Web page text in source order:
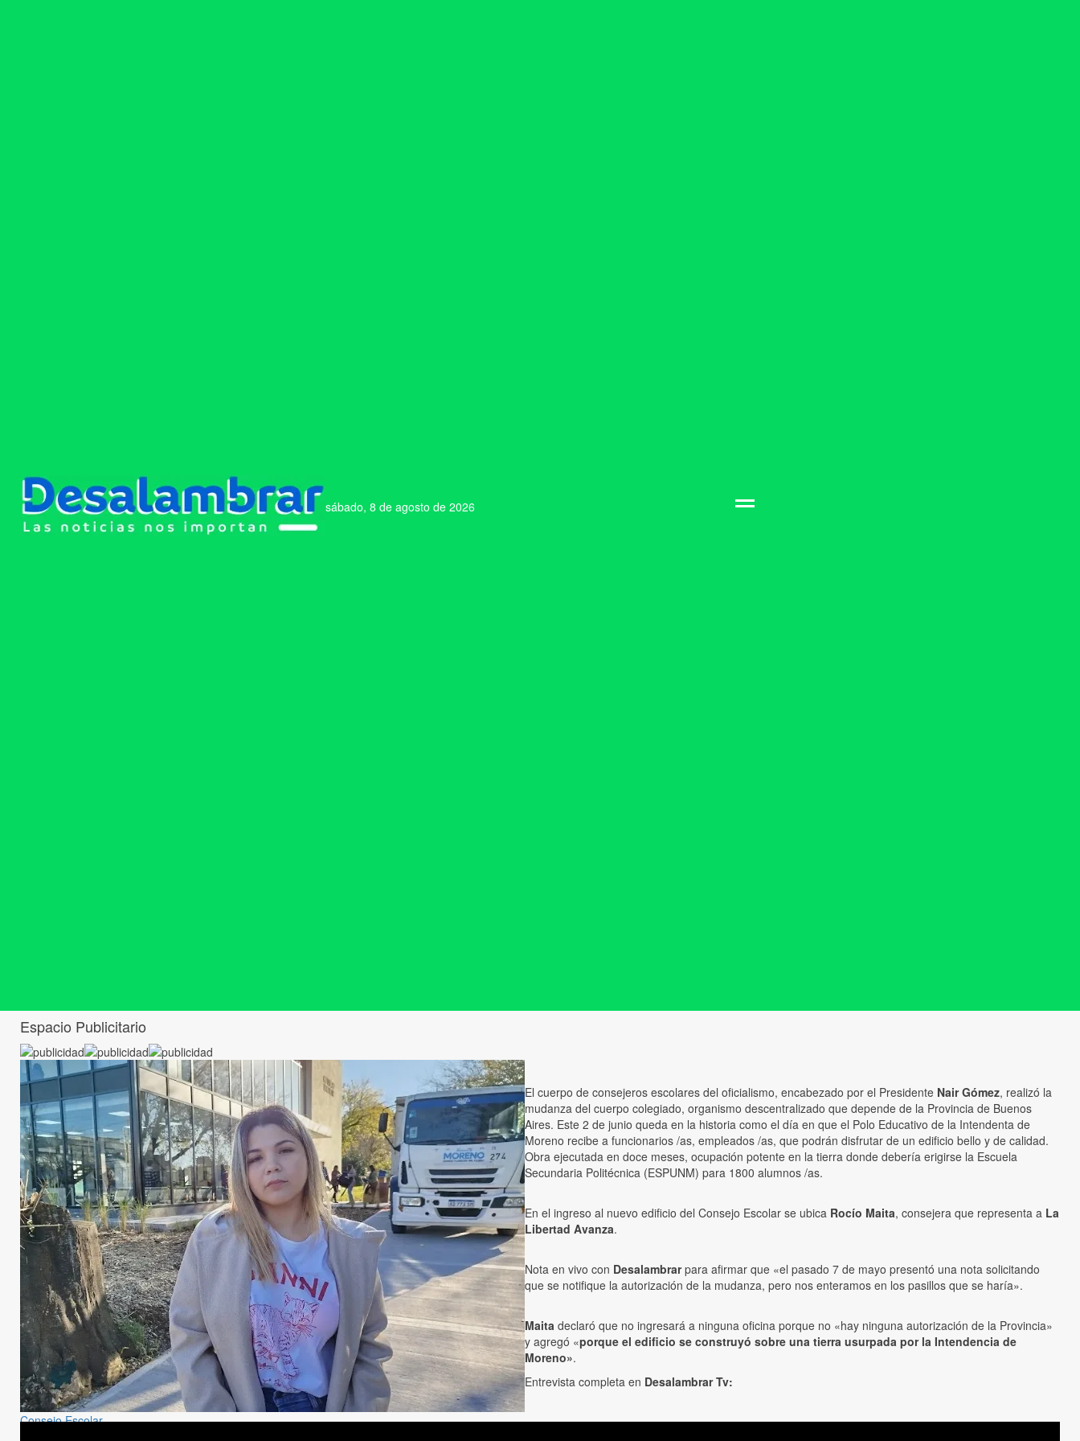
sábado, 8 de agosto de 2026
Espacio Publicitario
Consejo Escolar
El cuerpo de consejeros escolares del oficialismo, encabezado por el Presidente Nair Gómez, realizó la
mudanza del cuerpo colegiado, organismo descentralizado que depende de la Provincia de Buenos
Aires. Este 2 de junio queda en la historia como el día en que el Polo Educativo de la Intendenta de
Moreno recibe a funcionarios /as, empleados /as, que podrán disfrutar de un edificio bello y de calidad.
Obra ejecutada en doce meses, ocupación potente en la tierra donde debería erigirse la Escuela
Secundaria Politécnica (ESPUNM) para 1800 alumnos /as.
En el ingreso al nuevo edificio del Consejo Escolar se ubica Rocío Maita, consejera que representa a La
Libertad Avanza.
Nota en vivo con Desalambrarpara afirmar que «el pasado 7 de mayo presentó una nota solicitando
que se notifique la autorización de la mudanza, pero nos enteramos en los pasillos que se haría».
Maita declaró que no ingresará a ninguna oficina porque no «hay ninguna autorización de la Provincia»
y agregó «porque el edificio se construyó sobre una tierra usurpada por la Intendencia de
Moreno».
Entrevista completa en Desalambrar Tv: